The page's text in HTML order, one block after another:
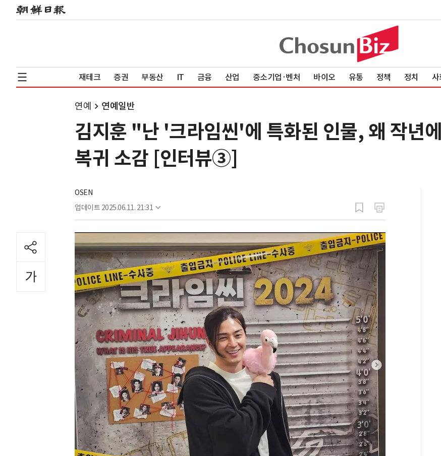
재테크 증권 부동산 IT 금융 산업 중소기업·벤처 바이오 유통 정책 정치 사
연예 연예일반
김지훈 "난 '크라임씬'에 특화된 인물, 왜 작년
복귀 소감 [인터뷰③]
OSEN
업데이트 2025.06.11. 21:31